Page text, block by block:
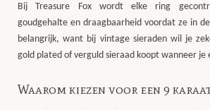
Bij Treasure Fox wordt elke ring
goudgehalte en draagbaarheid voordat ze in
belangrijk, want bij vintage sieraden wil je
gold plated of verguld sieraad koopt wanneer je
Waarom kiezen voor een 9